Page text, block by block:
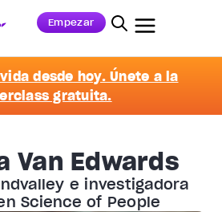
Empezar
desde hoy. Únete a la
gratuita.
Van Edwards
e investigadora
Science of People